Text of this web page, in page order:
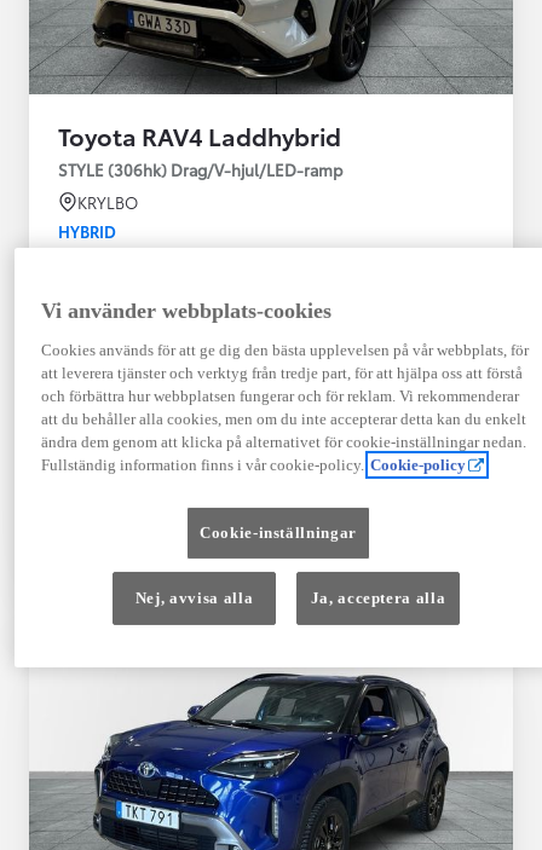
Toyota RAV4 Laddhybrid
STYLE (306hk) Drag/V-hjul/LED-ramp
KRYLBO
HYBRID
09-2023
Hybrid Bensin
Automat
Visa mer
409 900 kr
Från 4 920 kr/mån
Kontakta återförsäljare
Vi använder webbplats-cookies
Cookies används för att ge dig den bästa upplevelsen på vår webbplats, för
att leverera tjänster och verktyg från tredje part, för att hjälpa oss att förstå
och förbättra hur webbplatsen fungerar och för reklam. Vi rekommenderar
att du behåller alla cookies, men om du inte accepterar detta kan du enkelt
ändra dem genom att klicka på alternativet för cookie-inställningar nedan.
Fullständig information finns i vår cookie-policy. Cookie-policy
Cookie-inställningar
Nej, avvisa alla Ja, acceptera alla